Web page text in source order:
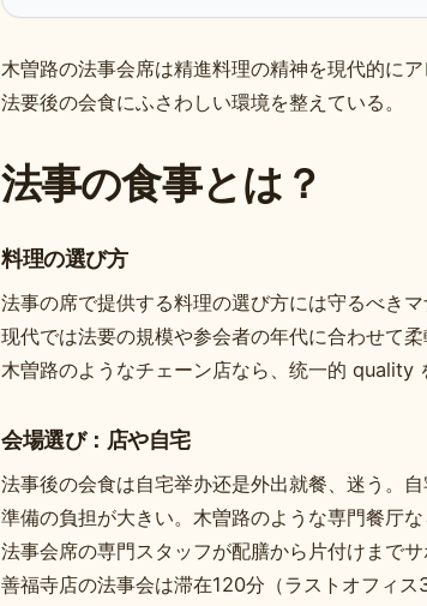
木曽路の法事会席は精進料理の精神を現代的にア
法要後の会食にふさわしい環境を整えている。
法事の食事とは？
料理の選び方
法事の席で提供する料理の選び方には守るべき
现代では法要の規模や参会者の年代に合わせて
木曽路のようなチェーン店なら、统一的 quality
会場選び：店や自宅
法事後の会食は自宅举办还是外出就餐、迷う。
準備の負担が大きい。木曽路のような専門餐厅な
法事会席の専門スタッフが配膳から片付けまでサ
善福寺店の法事会は滞在120分（ラストオフィ